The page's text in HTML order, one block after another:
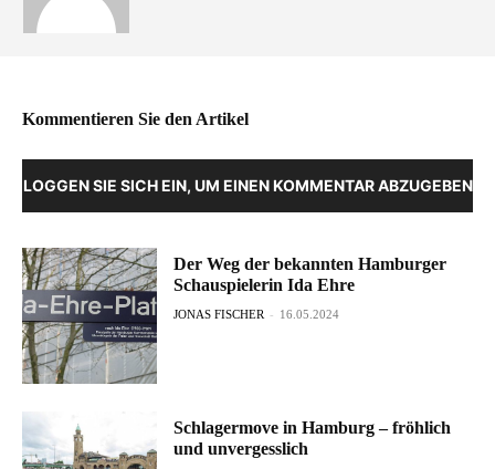
Kommentieren Sie den Artikel
LOGGEN SIE SICH EIN, UM EINEN KOMMENTAR ABZUGEBEN
Der Weg der bekannten Hamburger
Schauspielerin Ida Ehre
JONAS FISCHER - 16.05.2024
Schlagermove in Hamburg – fröhlich
und unvergesslich